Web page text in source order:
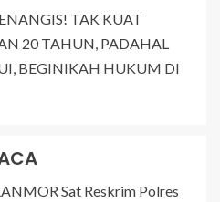
TAK KUAT
20 TAHUN, PADAHAL
BEGINIKAH HUKUM DI
Sat Reskrim Polres